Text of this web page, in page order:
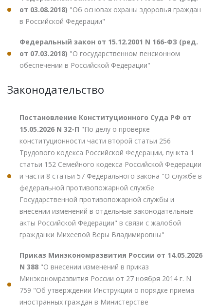
от 03.08.2018) "Об основах охраны здоровья граждан
в Российской Федерации"
Федеральный закон от 15.12.2001 N 166-ФЗ (ред.
от 07.03.2018) "О государственном пенсионном
обеспечении в Российской Федерации"
Законодательство
Постановление Конституционного Суда РФ от
15.05.2026 N 32-П "По делу о проверке
конституционности части второй статьи 256
Трудового кодекса Российской Федерации, пункта 1
статьи 152 Семейного кодекса Российской Федерации
и части 8 статьи 57 Федерального закона "О службе в
федеральной противопожарной службе
Государственной противопожарной службы и
внесении изменений в отдельные законодательные
акты Российской Федерации" в связи с жалобой
гражданки Михеевой Веры Владимировны"
Приказ Минэкономразвития России от 14.05.2026
N 388 "О внесении изменений в приказ
Минэкономразвития России от 27 ноября 2014 г. N
759 "Об утверждении Инструкции о порядке приема
иностранных граждан в Министерстве